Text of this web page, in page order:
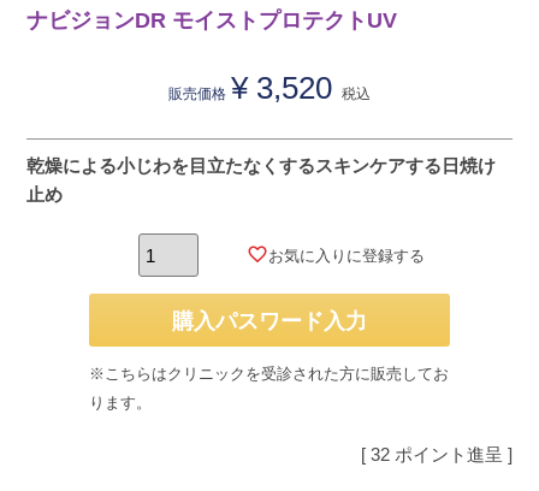
ナビジョンDR モイストプロテクトUV
販売価格 ¥ 3,520 税込
乾燥による小じわを目立たなくするスキンケアする日焼け
止め
お気に入りに登録する
購入パスワード入力
※こちらはクリニックを受診された方に販売してお
ります。
[ 32 ポイント進呈 ]